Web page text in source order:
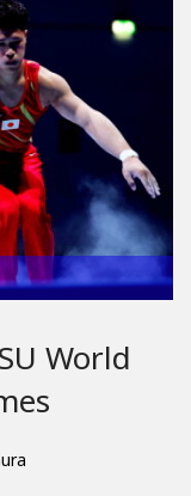
World